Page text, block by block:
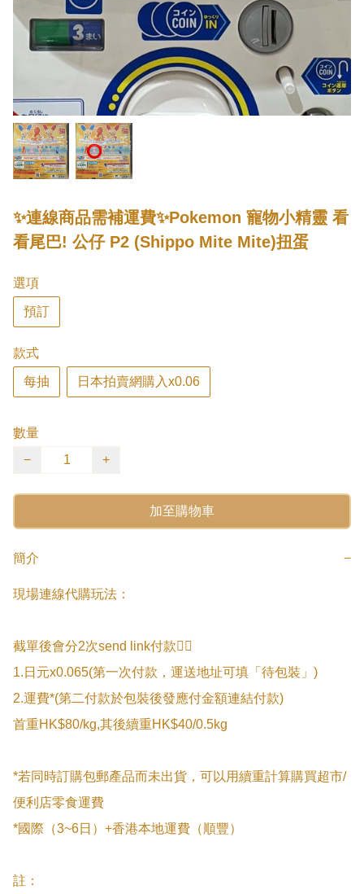
✨連線商品需補運費✨Pokemon 寵物小精靈 看
看尾巴! 公仔 P2 (Shippo Mite Mite)扭蛋
選項
預訂
款式
每抽 日本拍賣網購入x0.06
數量
−
+
加至購物車
簡介 −
現場連線代購玩法：
截單後會分2次send link付款👇🏻
1.日元x0.065(第一次付款，運送地址可填「待包裝」)
2.運費*(第二付款於包裝後發應付金額連結付款)
首重HK$80/kg,其後續重HK$40/0.5kg
*若同時訂購包郵產品而未出貨，可以用續重計算購買超市/
便利店零食運費
*國際（3~6日）+香港本地運費（順豐）
註：